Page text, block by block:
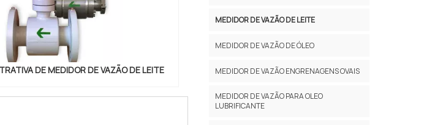
DE MEDIDOR DE VAZÃO DE LEITE
MEDIDOR DE VAZÃO DE LEITE
MEDIDOR DE VAZÃO DE ÓLEO
MEDIDOR DE VAZÃO ENGRENAGENS OVAIS
MEDIDOR DE VAZÃO PARA OLEO
LUBRIFICANTE